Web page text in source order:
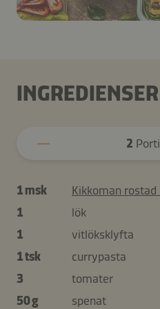
INGREDIENSER
2
1 msk
Kikkoman
1
lök
1
vitlöksklyfta
1 tsk
currypasta
3
tomater
50 g
spenat